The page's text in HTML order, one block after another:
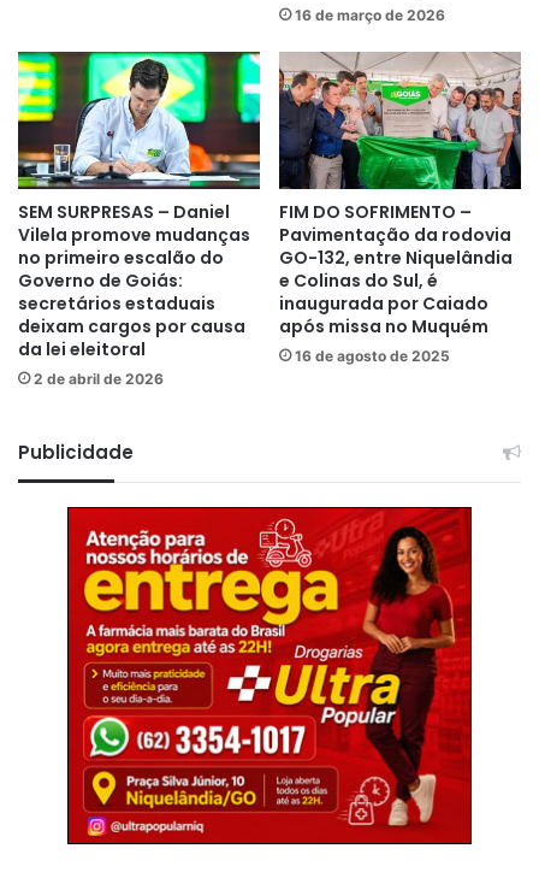
16 de março de 2026
SEM SURPRESAS – Daniel
Vilela promove mudanças
no primeiro escalão do
Governo de Goiás:
secretários estaduais
deixam cargos por causa
da lei eleitoral
2 de abril de 2026
FIM DO SOFRIMENTO –
Pavimentação da rodovia
GO-132, entre Niquelândia
e Colinas do Sul, é
inaugurada por Caiado
após missa no Muquém
16 de agosto de 2025
Publicidade